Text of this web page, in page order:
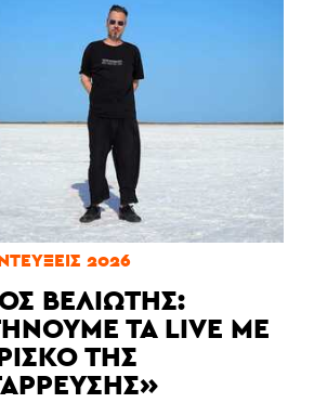
2026
ΒΕΛΙΏΤΗΣ:
ΤΑ LIVE ΜΕ
ΤΗΣ